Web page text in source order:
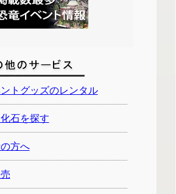
トグッズのレンタル
石を探す
方へ